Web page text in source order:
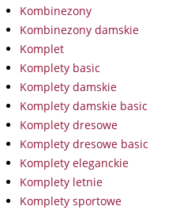
Kombinezony
Kombinezony damskie
Komplet
Komplety basic
Komplety damskie
Komplety damskie basic
Komplety dresowe
Komplety dresowe basic
Komplety eleganckie
Komplety letnie
Komplety sportowe